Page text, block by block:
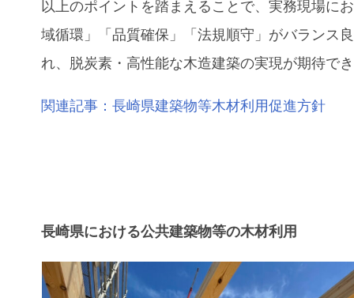
以上のポイントを踏まえることで、実務現場に
域循環」「品質確保」「法規順守」がバランス
れ、脱炭素・高性能な木造建築の実現が期待で
関連記事：長崎県建築物等木材利用促進方針
長崎県における公共建築物等の木材利用